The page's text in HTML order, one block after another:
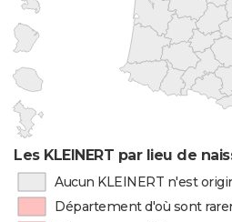
Les KLEINERT par lieu de
Aucun KLEINERT n'est
Département d'où sont